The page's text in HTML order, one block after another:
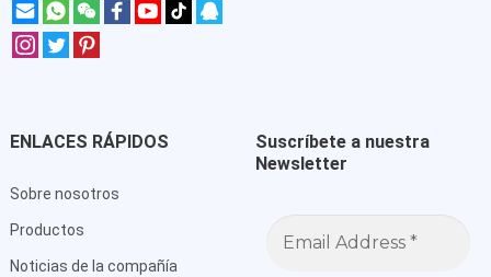
ENLACES RÁPIDOS
Sobre nosotros
Productos
Noticias de la compañía
Suscríbete a nuestra
Newsletter
Dirección